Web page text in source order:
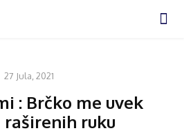
27 Jula, 2021
: Brčko me uvek
raširenih ruku